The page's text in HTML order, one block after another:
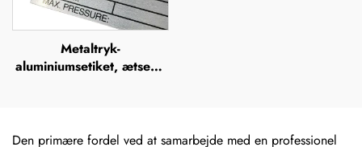
Metaltryk-
aluminiumsetiket, ætsede
aluminiums-
Den primære fordel ved at samarbejde med en professionel